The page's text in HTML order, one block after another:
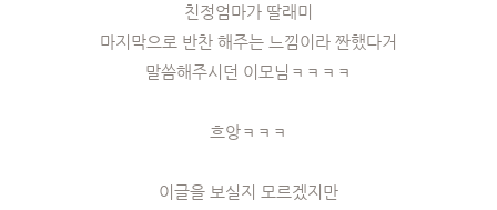
친정엄마가 딸래미
마지막으로 반찬 해주는 느낌이라 짠했다거
말씀해주시던 이모님ㅋㅋㅋㅋ
흐앙ㅋㅋㅋ
이글을 보실지 모르겠지만